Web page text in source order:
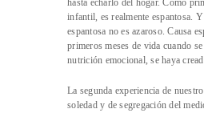
hasta echarlo del hogar. Como
infantil, es realmente espantosa.
espantosa no es azaroso. Causa
primeros meses de vida cuando
nutrición emocional, se haya
La segunda experiencia de
soledad y de segregación del